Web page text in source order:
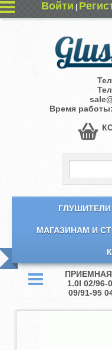
Войти|
Время
ГЛУШИТЕЛИ
МАГАЗИНАМ И
ПРИЕМНАЯ
1.0I 02/96-
09/91-95